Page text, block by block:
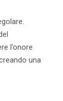
l’onore
una